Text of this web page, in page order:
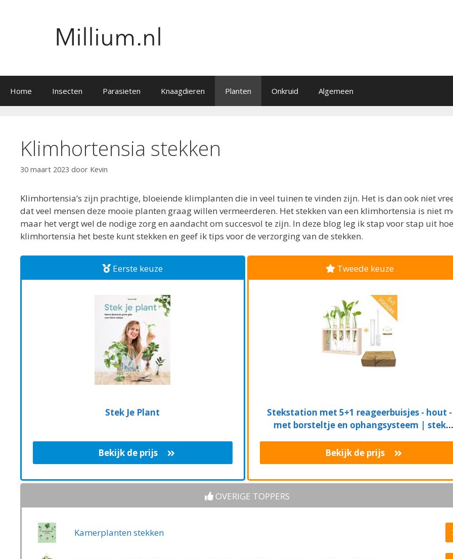
Home Insecten Parasieten Knaagdieren Planten Onkruid Algemeen
Klimhortensia stekken
30 maart 2023 door Kevin
Klimhortensia’s zijn prachtige, bloeiende klimplanten die in veel tuinen te vinden zijn. Het is dan ook niet
dat veel mensen deze mooie planten graag willen vermeerderen. Het stekken van een klimhortensia is niet
maar het vergt wel de nodige zorg en aandacht om succesvol te zijn. In deze blog leg ik stap voor stap uit
klimhortensia het beste kunt stekken en geef ik tips voor de verzorging van de stekken.
Eerste keuze
Stek Je Plant
Bekijk de prijs
Tweede keuze
Stekstation met 5+1 reageerbuisjes - hout -
met borsteltje en ophangsysteem | stek
hydrocultuur - stekjes - droogbloemen
Bekijk de prijs
OVERIGE TOPPERS
Kamerplanten stekken